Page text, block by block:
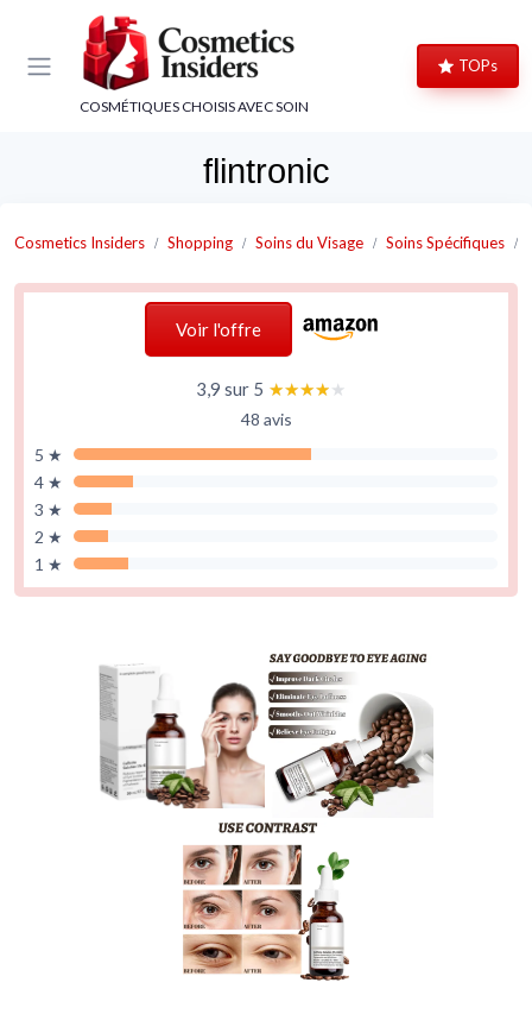
COSMÉTIQUES CHOISIS AVEC SOIN
TOPs
flintronic
Cosmetics Insiders Shopping Soins du Visage Soins Spécifiques
Voir l'offre
3,9 sur 5 ★★★★★
★★★★★
48 avis
5 ★
4 ★
3 ★
2 ★
1 ★
Panneau de gestion des cookies